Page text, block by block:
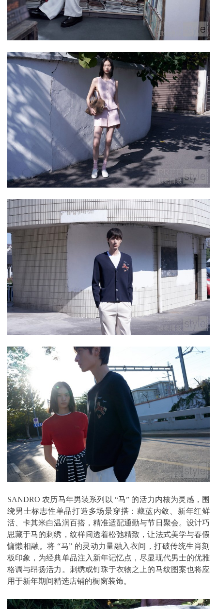
SANDRO 农历马年男装系列以 “马” 的活力内核为灵感，围
绕男士标志性单品打造多场景穿搭：藏蓝内敛、新年红鲜
活、卡其米白温润百搭，精准适配通勤与节日聚会。设计巧
思藏于马的刺绣，纹样间透着松弛精致，让法式美学与春假
慵懒相融。将 “马” 的灵动力量融入衣间，打破传统生肖刻
板印象，为经典单品注入新年记忆点，尽显现代男士的优雅
格调与昂扬活力。刺绣或钉珠于衣物之上的马纹图案也将应
用于新年期间精选店铺的橱窗装饰。